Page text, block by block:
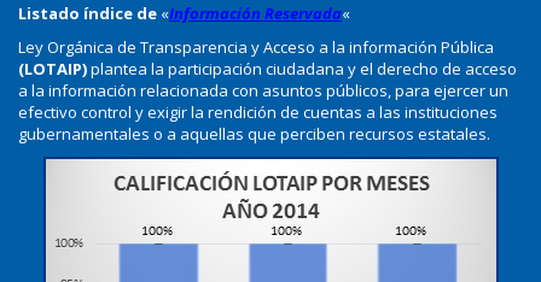
Listado índice de «Información Reservada«
Ley Orgánica de Transparencia y Acceso a la información Pública
(LOTAIP)plantea la participación ciudadana y el derecho de acceso
a la información relacionada con asuntos públicos, para ejercer un
efectivo control y exigir la rendición de cuentas a las instituciones
gubernamentales o a aquellas que perciben recursos estatales.